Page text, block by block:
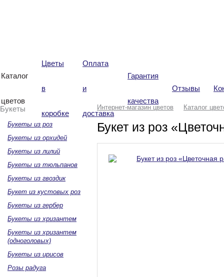
Букеты
Букеты из роз
Букеты из орхидей
Букеты из лилий
Букеты из тюльпанов
Букеты из гвоздик
Букет из кустовых роз
Букеты из гербер
Букеты из хризантем
Букеты из хризантем
(одноголовых)
Букеты из ирисов
Розы радуга
Интернет-магазин цветов Каталог
Букет из роз
Каталог
цветов
Цветы
в
коробке
Оплата
и
доставка
Гарантия
качества
Отзывы